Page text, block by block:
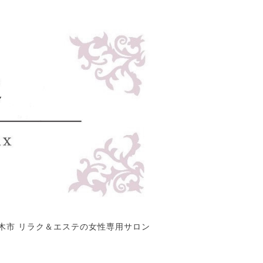
市 リラク＆エステの女性専用サロン